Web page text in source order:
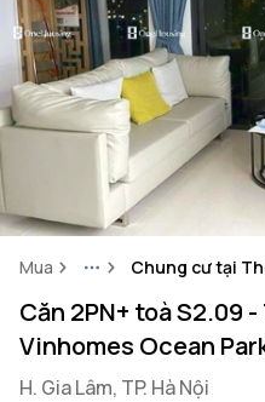
Mua MoreChung cư tại
Căn 2PN+ toà S2.09
Vinhomes Ocean
H. Gia Lâm, TP. Hà Nội